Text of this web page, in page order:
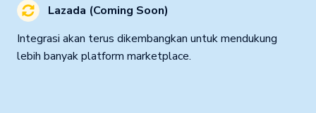
Lazada (Coming Soon)
Integrasi akan terus dikembangkan untuk mendukung